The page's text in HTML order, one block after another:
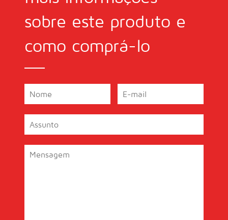
sobre este produto e
como comprá-lo